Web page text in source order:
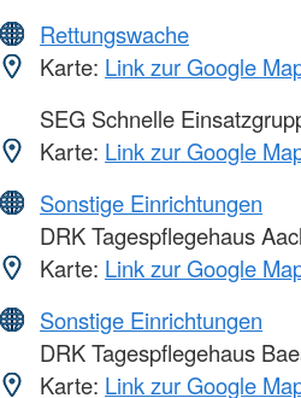
Rettungswache
Karte: Link zur Google
SEG Schnelle
Karte: Link zur Google
Sonstige Einrichtungen
DRK Tagespflegehaus
Karte: Link zur Google
Sonstige Einrichtungen
DRK Tagespflegehaus
Karte: Link zur Google